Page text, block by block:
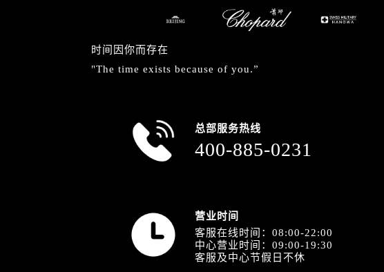
安徽省亳州市谯城区魏武大道萧邦售后服务中心（需
安徽省池州市贵池区长江路萧邦售后服务中心（需提
安徽省滁州市琅琊区南谯北路萧邦售后服务中心（需
安徽省阜阳市颍州区颍州北路萧邦售后服务中心（需
安徽省黄山市屯溪区黄山西路萧邦售后服务中心（需
安徽省六安市金安区解放中路萧邦售后服务中心（需
安徽省马鞍山市雨山区湖南西路萧邦售后服务中心（
安徽省芜湖市镜湖区中山路步行街萧邦售后服务中心
安徽省宣城市宣州区叠嶂西路萧邦售后服务中心（需
福建省龙岩市新罗区九一南路萧邦售后服务中心（需
时间因你而存在
"The time exists because of you.”
总部服务热线
400-885-0231
营业时间
客服在线时间：08:00-22:00
中心营业时间：09:00-19:30
客服及中心节假日不休